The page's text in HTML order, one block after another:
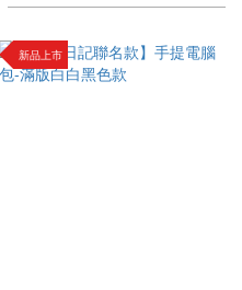
新品上市